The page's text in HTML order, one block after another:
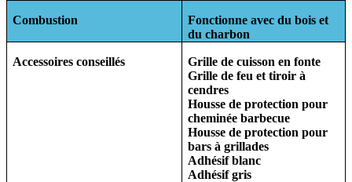
Combustion
Fonctionne avec du bois et
du charbon
Accessoires conseillés
Grille de cuisson en fonte
Grille de feu et tiroir à
cendres
Housse de protection pour
cheminée barbecue
Housse de protection pour
bars à grillades
Adhésif blanc
Adhésif gris